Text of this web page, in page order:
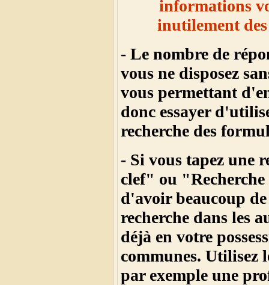
informations
inutilement
- Le nombre de
vous ne disposez
vous permettant
donc essayer
recherche des
- Si vous tapez une
clef" ou "
d'avoir beaucoup
recherche dans les
déjà en votre
communes. Utilisez
par exemple une